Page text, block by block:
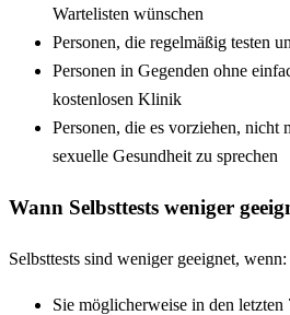
Wartelisten wünschen
Personen, die regelmäßig testen
Personen in Gegenden ohne
kostenlosen Klinik
Personen, die es vorziehen, nicht
sexuelle Gesundheit zu sprechen
Wann Selbsttests weniger
Selbsttests sind weniger geeignet, wenn:
Sie möglicherweise in den